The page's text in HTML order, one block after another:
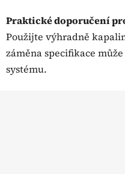
Praktické doporučení
Použijte výhradně
záměna specifikace
systému.